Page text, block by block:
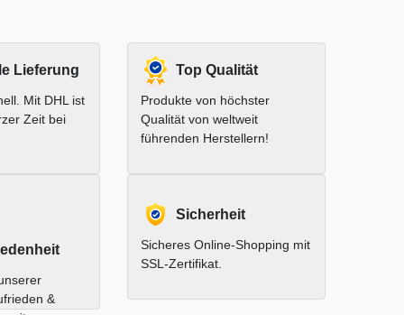
Lieferung
Mit DHL ist
Zeit bei
Top Qualität
Produkte von höchster
Qualität von weltweit
führenden Herstellern!
&
Sicherheit
Sicheres Online-Shopping mit
SSL-Zertifikat.